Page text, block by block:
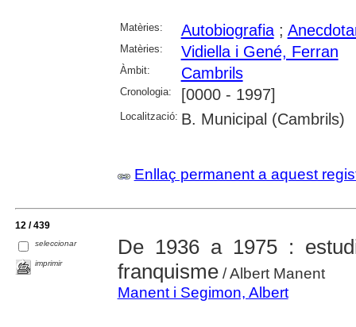
Matèries: Autobiografia;
Matèries: Vidiella i Gené, Ferran
Àmbit: Cambrils
Cronologia: [0000 - 1997]
Localització: B. Municipal (Cambrils)
Enllaç permanent a aquest
12 / 439
seleccionar
imprimir
De 1936 a 1975 :
franquisme/ Albert Manent
Manent i Segimon, Albert